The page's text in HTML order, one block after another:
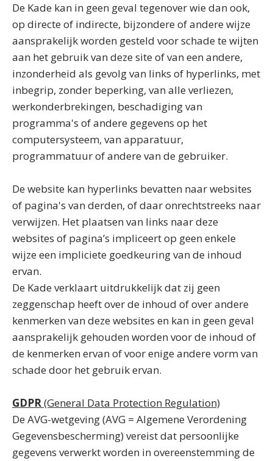
De Kade kan in geen geval tegenover wie dan ook,
op directe of indirecte, bijzondere of andere wijze
aansprakelijk worden gesteld voor schade te wijten
aan het gebruik van deze site of van een andere,
inzonderheid als gevolg van links of hyperlinks, met
inbegrip, zonder beperking, van alle verliezen,
werkonderbrekingen, beschadiging van
programma's of andere gegevens op het
computersysteem, van apparatuur,
programmatuur of andere van de gebruiker.
De website kan hyperlinks bevatten naar websites
of pagina's van derden, of daar onrechtstreeks naar
verwijzen. Het plaatsen van links naar deze
websites of pagina’s impliceert op geen enkele
wijze een impliciete goedkeuring van de inhoud
ervan.
De Kade verklaart uitdrukkelijk dat zij geen
zeggenschap heeft over de inhoud of over andere
kenmerken van deze websites en kan in geen geval
aansprakelijk gehouden worden voor de inhoud of
de kenmerken ervan of voor enige andere vorm van
schade door het gebruik ervan.
GDPR(General Data Protection Regulation)
De AVG-wetgeving (AVG = Algemene Verordening
Gegevensbescherming) vereist dat persoonlijke
gegevens verwerkt worden in overeenstemming de